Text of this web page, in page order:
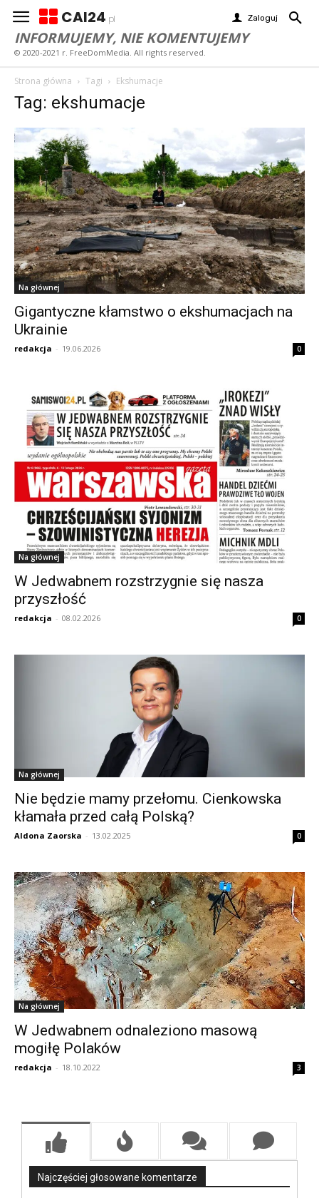
CAI24 pl Zaloguj
INFORMUJEMY, NIE KOMENTUJEMY
© 2020-2021 r. FreeDomMedia. All rights reserved.
Strona główna Tagi Ekshumacje
Tag: ekshumacje
Na głównej
Gigantyczne kłamstwo o ekshumacjach na
Ukrainie
redakcja - 19.06.2026 0
Na głównej
W Jedwabnem rozstrzygnie się nasza
przyszłość
redakcja - 08.02.2026 0
Na głównej
Nie będzie mamy przełomu. Cienkowska
kłamała przed całą Polską?
Aldona Zaorska - 13.02.2025 0
Na głównej
W Jedwabnem odnaleziono masową
mogiłę Polaków
redakcja - 18.10.2022 3
Najczęściej głosowane komentarze